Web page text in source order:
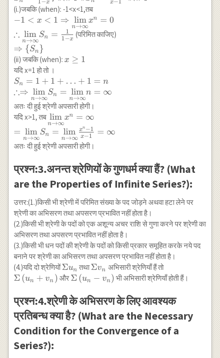
1−x
1}{x-1}
x−1
(i.)जबकि (when): -1<x<1,तब
-1<x<1
\Rightarrow
\underset{n
\rightarrow
\infty}{\lim}
x^n=0 \\
\therefore
\underset{n
\rightarrow
\infty}{\lim}
S_n=\frac{1}
{1-x}
−1 < x < 1 ⇒
n→∞
lim xn = 0
∴ n→∞
lim Sn = 1 −x
1 (परिमित काजिए)
\Rightarrow
\{S_{n}\}
⇒ {Sn}
(ii) जबकि (when): x
1
x ≥ 1
यदि x=1 हो तो ।
S_n=1+1+\ldots+1=n
\\ \therefore
\Rightarrow
\underset{n
\rightarrow \infty}
{\lim} S_n=
\underset{n
\rightarrow \infty}
{\lim} n=\infty
Sn = 1 + 1 + … + 1 = n
∴⇒
n→∞
lim Sn =
n→∞
lim n = ∞
अतः दी हुई श्रेणी अपसारी होगी।
यदि x>1, तब \underset{n
\rightarrow \infty}
{\lim} x^n=\infty
\\ =\underset{n
{\lim}
S_{n}=\underset{n
\rightarrow \infty}
{\lim} \frac{x^n-
1}{x-1}=\infty
n→∞
lim xn = ∞
=
n→∞
lim Sn =
n→∞
lim x−1
xn −1 = ∞
अतः दी हुई श्रेणी अपसारी होगी।
प्रश्न:3.अनन्त श्रेणियों के गुणधर्म क्या हैं? (What
are the Properties of Infinite Series?):
उत्तर:(1.)किसी भी श्रेणी में परिमित संख्या के पद जोड़ने अथवा हटा लेने पर
श्रेणी का अभिसरण तथा अपसरण प्रभावित नहीं होता है।
(2.)किसी भी श्रेणी के पदों को एक अशून्य अचर राशि से गुणा करने पर श्रेणी का
अभिसरण तथा अपसरण प्रभावित नहीं होता है।
(3.)किसी भी धन पदों की श्रेणी के पदों को किसी प्रकार समूहित करके नये पद
बनाने पर श्रेणी का अभिसरण तथा अपसरण प्रभावित नहीं होता है।
(4.)यदि दो श्रेणियों\Sigma
u_n
Σun तथा\Sigma
v_n
Σvn अभिसारी श्रेणियाँ हैं तो\Sigma
Σ (un + vn ) और \Sigma
v_{n}\right)
Σ (un − vn) भी अभिसारी श्रेणियाँ होती हैं।
प्रश्न:4.श्रेणी के अभिसरण के लिए आवश्यक
प्रतिबन्ध क्या है? (What are the Necessary
Condition for the Convergence of a
Series?):